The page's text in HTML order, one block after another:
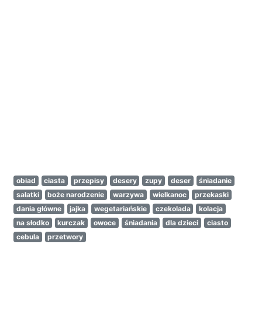
obiad ciasta przepisy desery zupy deser
śniadanie
salatki
boże narodzenie warzywa wielkanoc
przekaski
dania główne
jajka wegetariańskie czekolada
kolacja
na słodko
kurczak owoce śniadania dla dzieci
ciasto
cebula
przetwory